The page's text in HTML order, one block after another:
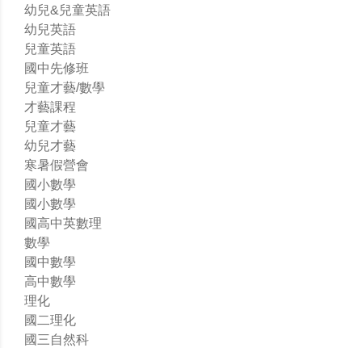
幼兒&兒童英語
幼兒英語
兒童英語
國中先修班
兒童才藝/數學
才藝課程
兒童才藝
幼兒才藝
寒暑假營會
國小數學
國小數學
國高中英數理
數學
國中數學
高中數學
理化
國二理化
國三自然科